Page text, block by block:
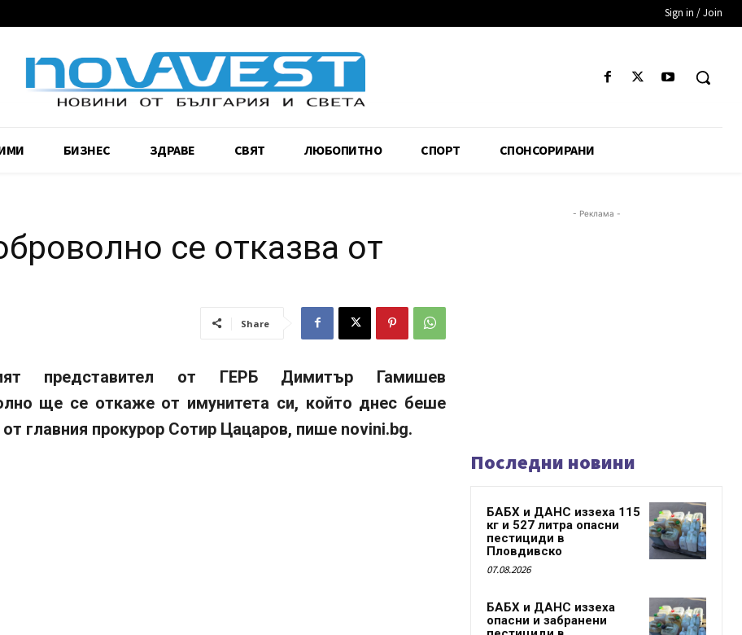
Sign in / Join
БИЗНЕС ЗДРАВЕ СВЯТ ЛЮБОПИТНО СПОРТ СПОНСОРИРАНИ
се отказва от
Share
представител от ГЕРБ Димитър Гамишев
ще се откаже от имунитета си, който днес беше
от главния прокурор Сотир Цацаров, пише novini.bg.
- Реклама -
Последни новини
БАБХ и ДАНС иззеха 115
кг и 527 литра опасни
пестициди в
Пловдивско
07.08.2026
БАБХ и ДАНС иззеха
опасни и забранени